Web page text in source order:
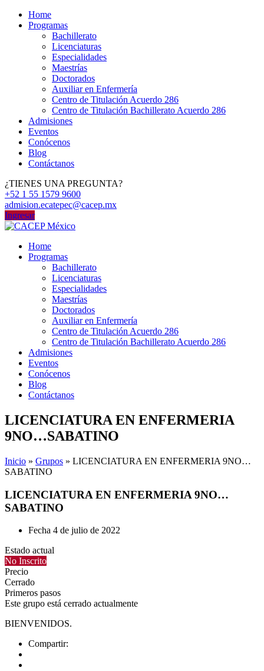
Home
Programas
Bachillerato
Licenciaturas
Especialidades
Maestrías
Doctorados
Auxiliar en Enfermería
Centro de Titulación Acuerdo 286
Centro de Titulación Bachillerato Acuerdo 286
Admisiones
Eventos
Conócenos
Blog
Contáctanos
¿TIENES UNA PREGUNTA?
+52 1 55 1579 9600
admision.ecatepec@cacep.mx
Ingresar
Home
Programas
Bachillerato
Licenciaturas
Especialidades
Maestrías
Doctorados
Auxiliar en Enfermería
Centro de Titulación Acuerdo 286
Centro de Titulación Bachillerato Acuerdo 286
Admisiones
Eventos
Conócenos
Blog
Contáctanos
LICENCIATURA EN ENFERMERIA
9NO…SABATINO
Inicio » Grupos » LICENCIATURA EN ENFERMERIA 9NO…
SABATINO
LICENCIATURA EN ENFERMERIA 9NO…
SABATINO
Fecha 4 de julio de 2022
Estado actual
No Inscrito
Precio
Cerrado
Primeros pasos
Este grupo está cerrado actualmente
BIENVENIDOS.
Compartir: